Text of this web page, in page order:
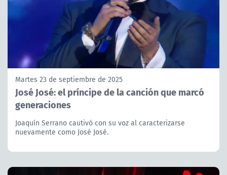
Martes 23 de septiembre de 2025
José José: el príncipe de la canción que marcó
generaciones
Joaquín Serrano cautivó con su voz al caracterizarse
nuevamente como José José.